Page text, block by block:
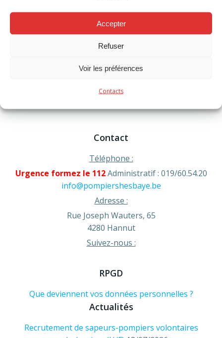
Accepter
Refuser
Voir les préférences
Contacts
Tags: No Tag
navigation
Post
navigation
Comments are closed
Contact
Téléphone :
Urgence formez le 112Administratif : 019/60.54.20
info@pompiershesbaye.be
Adresse :
Rue Joseph Wauters, 65
4280 Hannut
Suivez-nous :
RPGD
Que deviennent vos données personnelles ?
Actualités
Recrutement de sapeurs-pompiers volontaires